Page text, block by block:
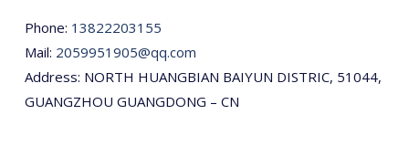
Phone: 13822203155
Mail: 2059951905@qq.com
Address: NORTH HUANGBIAN BAIYUN DISTRIC, 51044,
GUANGZHOU GUANGDONG – CN